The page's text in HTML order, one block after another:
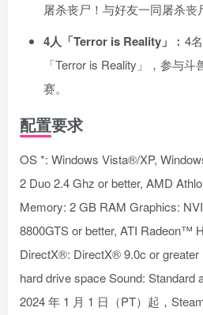
屠杀丧尸！与好友一同屠杀丧
4人「Terror is Reality」
︰4
「Terror is Reality」，参与
赛。
配置要求
OS *: Windows Vista®/XP,
2 Duo 2.4 Ghz or better, AMD
Memory: 2 GB RAM Graphics:
8800GTS or better, ATI Radeon™
DirectX®: DirectX® 9.0c or
hard drive space Sound: Standard
2024 年 1 月 1 日（PT）起，